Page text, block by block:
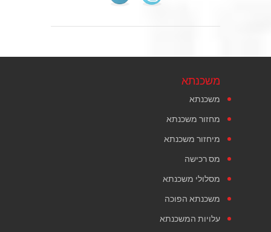
משכנתא
משכנתא
מחזור משכנתא
מיחזור משכנתא
מס רכישה
מסלולי משכנתא
משכנתא הפוכה
עלויות המשכנתא